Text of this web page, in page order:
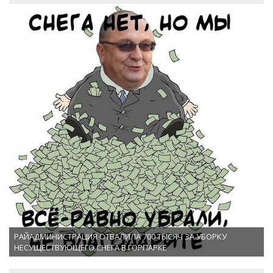
РАЙАДМИНИСТРАЦИЯ ОТВАЛИЛА 700 ТЫСЯЧ ЗА УБОРКУ
НЕСУЩЕСТВУЮЩЕГО СНЕГА В ГОРПАРКЕ